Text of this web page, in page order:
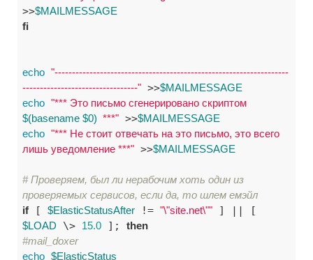
>>$MAILMESSAGE
fi
echo "-------------------------------------------------------------------
---------------------------------" >>$MAILMESSAGE
echo
$(basename $0)
  ***"
>>$MAILMESSAGE
echo "*** Не стоит отвечать на это письмо, это всего
лишь уведомление ***" >>$MAILMESSAGE
# Проверяем, был ли нерабочим хоть один из
проверяемых сервисов, если да, то шлем емэйл
if [ $ElasticStatusAfter != "\"site.net\""
$LOAD \> 15.0 ]; then
#mail_doxer
echo $ElasticStatus